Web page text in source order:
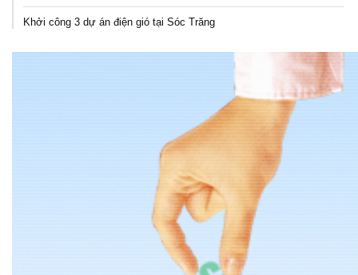
Khởi công 3 dự án điện gió tại Sóc Trăng